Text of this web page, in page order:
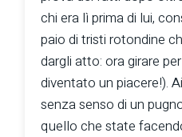
chi era lì prima di lui,
paio di tristi rotondine
dargli atto: ora girare
diventato un piacere!).
senza senso di un
quello che state